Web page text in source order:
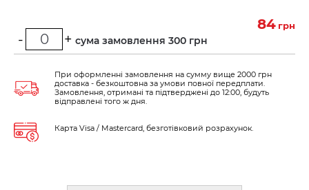
84 грн
Мінімальна сума замовлення 300 грн
- +
При оформленні замовлення на сумму вище 2000 грн
доставка - безкоштовна за умови повної передплати.
Замовлення, отримані та підтверджені до 12:00, будуть
відправлені того ж дня.
Карта Visa / Mastercard, безготівковий розрахунок.